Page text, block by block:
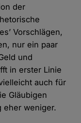
der
Vorschlägen,
nur ein paar
und
in erster Linie
auch für
Gläubigen
eher weniger.